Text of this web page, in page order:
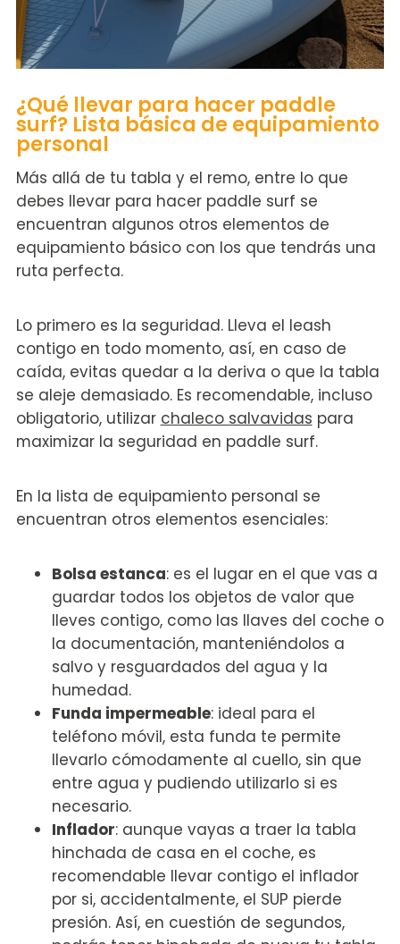
¿Qué llevar para hacer paddle
surf? Lista básica de equipamiento
personal
Más allá de tu tabla y el remo, entre lo que
debes llevar para hacer paddle surf se
encuentran algunos otros elementos de
equipamiento básico con los que tendrás una
ruta perfecta.
Lo primero es la seguridad. Lleva el leash
contigo en todo momento, así, en caso de
caída, evitas quedar a la deriva o que la tabla
se aleje demasiado. Es recomendable, incluso
obligatorio, utilizar chaleco salvavidas para
maximizar la seguridad en paddle surf.
En la lista de equipamiento personal se
encuentran otros elementos esenciales:
Bolsa estanca: es el lugar en el que vas a
guardar todos los objetos de valor que
lleves contigo, como las llaves del coche o
la documentación, manteniéndolos a
salvo y resguardados del agua y la
humedad.
Funda impermeable: ideal para el
teléfono móvil, esta funda te permite
llevarlo cómodamente al cuello, sin que
entre agua y pudiendo utilizarlo si es
necesario.
Inflador: aunque vayas a traer la tabla
hinchada de casa en el coche, es
recomendable llevar contigo el inflador
por si, accidentalmente, el SUP pierde
presión. Así, en cuestión de segundos,